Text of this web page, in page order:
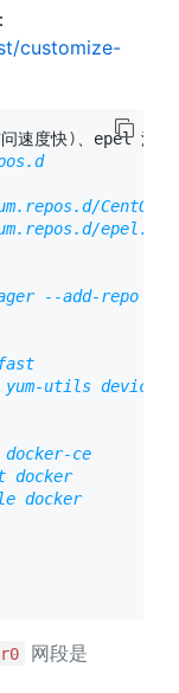
customize-
速度快)
--add-repo
fast
utils device-
ce
docker
docker
网段是